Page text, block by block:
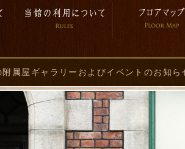
附属屋ギャラリーおよびイベントのお知ら